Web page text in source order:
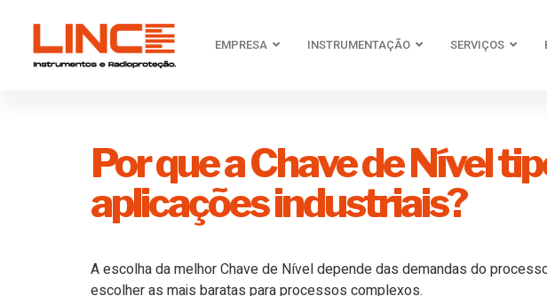
EMPRESA INSTRUMENTAÇÃO SERVIÇOS
Por que a Chave de Nível
aplicações industriais?
A escolha da melhor Chave de Nível depende das demandas do
escolher as mais baratas para processos complexos.